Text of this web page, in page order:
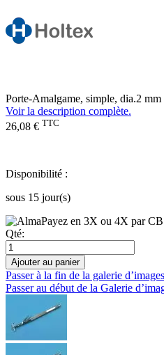
Porte-Amalgame, simple, dia.2 mm
Voir la description complète.
26,08 € TTC
Disponibilité :
sous 15 jour(s)
Payez en 3X ou 4X par
Qté:
Ajouter au panier
Passer à la fin de la galerie d’images
Passer au début de la Galerie